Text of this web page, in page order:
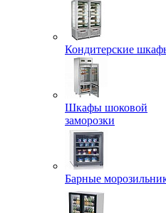
Кондитерские
Шкафы шоковой
заморозки
Барные